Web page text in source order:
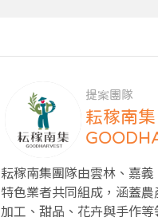
提案團隊
耘稼南集
耘稼南集團隊由雲林、嘉
特色業者共同組成，涵蓋
加工、甜品、花卉與手作